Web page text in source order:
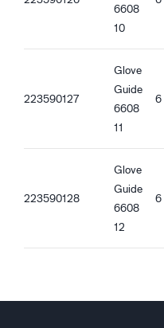
6608
10
223590127
Glove
Guide
6608
11
6
223590128
Glove
Guide
6608
12
6